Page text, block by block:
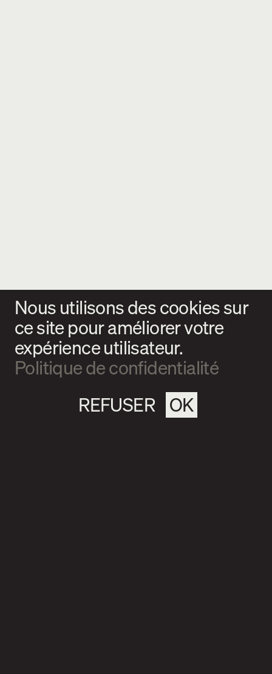
Nous utilisons des cookies sur
ce site pour améliorer votre
expérience utilisateur.
Politique de confidentialité
OK
REFUSER